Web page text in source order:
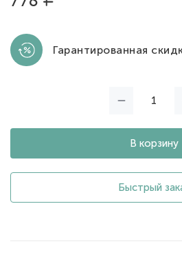
Гарантированная
В корзину
Быстрый